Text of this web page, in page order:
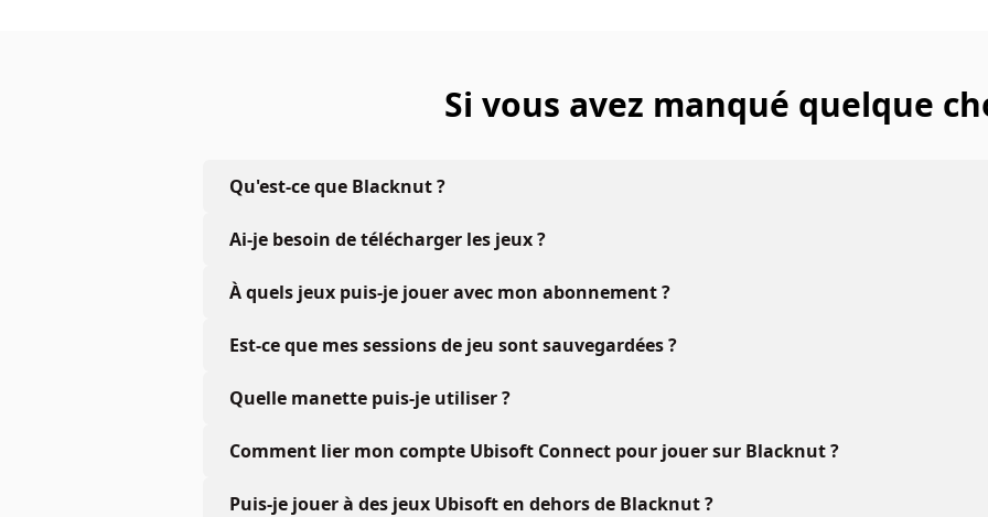
Si vous avez manqué quelque
Qu'est-ce que Blacknut ?
Ai-je besoin de télécharger les jeux ?
À quels jeux puis-je jouer avec mon abonnement ?
Est-ce que mes sessions de jeu sont sauvegardées ?
Quelle manette puis-je utiliser ?
Comment lier mon compte Ubisoft Connect pour jouer sur Blacknut ?
Puis-je jouer à des jeux Ubisoft en dehors de Blacknut ?